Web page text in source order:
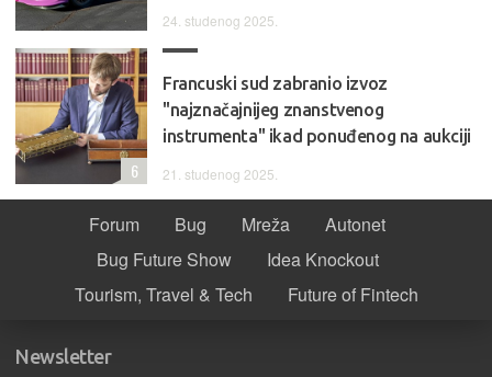
24. studenog 2025.
Francuski sud zabranio izvoz
"najznačajnijeg znanstvenog
instrumenta" ikad ponuđenog na aukciji
21. studenog 2025.
6
Forum Bug Mreža
Autonet
Bug Future Show
Idea Knockout
Tourism, Travel & Tech
Future of Fintech
Newsletter